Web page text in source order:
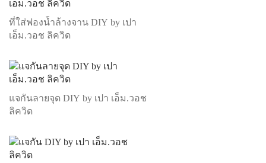
ที่ใส่ฟองน้ำล้างจาน DIY by เปา
เอ็ม.วอช ลิควิด
แจกันลายจุด DIY by เปา เอ็ม.วอช
ลิควิด